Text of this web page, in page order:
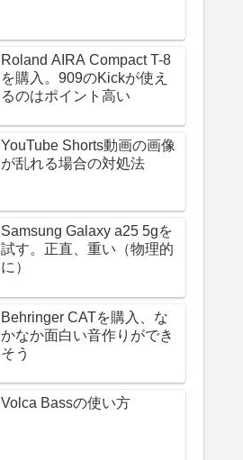
Roland AIRA Compact T-8
を購入。909のKickが使え
るのはポイント高い
YouTube Shorts動画の画像
が乱れる場合の対処法
Samsung Galaxy a25 5gを
試す。正直、重い（物理的
に）
Behringer CATを購入、な
かなか面白い音作りができ
そう
Volca Bassの使い方